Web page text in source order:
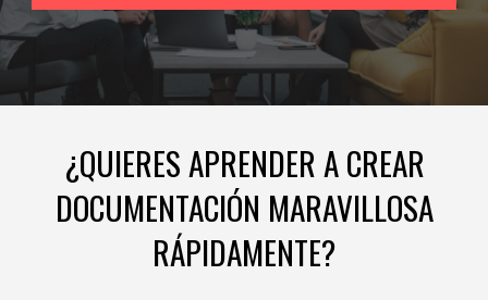
¿QUIERES APRENDER A CREAR
DOCUMENTACIÓN MARAVILLOSA
RÁPIDAMENTE?